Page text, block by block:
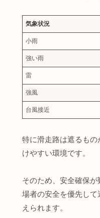
気象状況
小雨
強い雨
雷
強風
台風接近
特に滑走路は遮るも
けやすい環境です。
そのため、安全確保
場者の安全を優先し
えられます。